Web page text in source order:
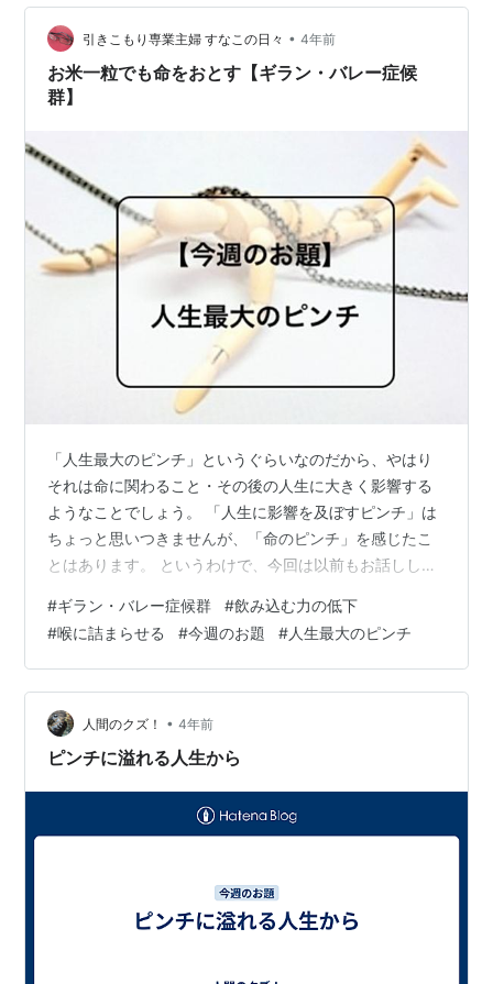
を飲むor病院にいく 最後に 日常に潜む大ピンチ「腹痛」
私がかなりお腹が弱いです。 どれくらい弱いかというと
一週間に３～４回は腹…
引きこもり専業主婦 すなこの日々 • 4年前
お米一粒でも命をおとす【ギラン・バレー症候
群】
「人生最大のピンチ」というぐらいなのだから、やはり
それは命に関わること・その後の人生に大きく影響する
ようなことでしょう。 「人生に影響を及ぼすピンチ」は
ちょっと思いつきませんが、「命のピンチ」を感じたこ
とはあります。 というわけで、今回は以前もお話しした
ドです。
#ギラン・バレー症候群 #飲み込む力の低下
#喉に詰まらせる #今週のお題 #人生最大のピンチ
人間のクズ！ • 4年前
ピンチに溢れる人生から